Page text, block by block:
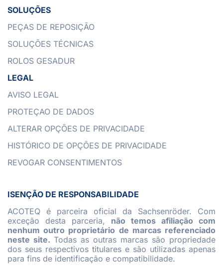
SOLUÇÕES
PEÇAS DE REPOSIÇÃO
SOLUÇÕES TÉCNICAS
ROLOS GESADUR
LEGAL
AVISO LEGAL
PROTEÇAO DE DADOS
ALTERAR OPÇÕES DE PRIVACIDADE
HISTÓRICO DE OPÇÕES DE PRIVACIDADE
REVOGAR CONSENTIMENTOS
ISENÇÃO DE RESPONSABILIDADE
ACOTEQ é parceira oficial da Sachsenröder. Com
exceção desta parceria, não temos afiliação com
nenhum outro proprietário de marcas referenciado
neste site. Todas as outras marcas são propriedade
dos seus respectivos titulares e são utilizadas apenas
para fins de identificação e compatibilidade.